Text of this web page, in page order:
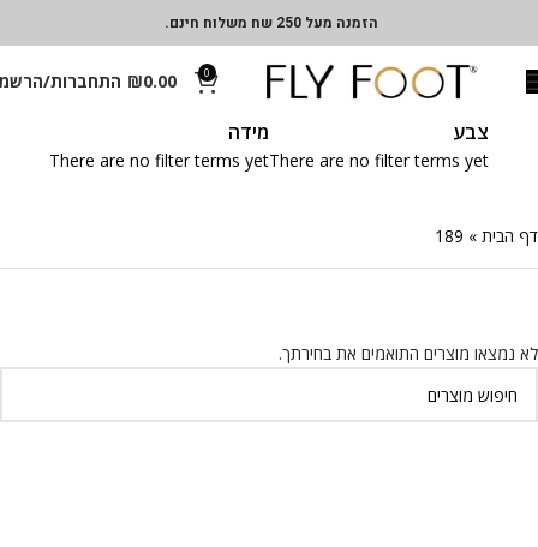
הזמנה מעל 250 שח משלוח חינם.
0
₪0.00 התחברות/
צבע
There are no filter terms yet
מידה
There are no filter terms yet
דף הבית »
189
לא נמצאו מוצרים התואמים את בחירתך.